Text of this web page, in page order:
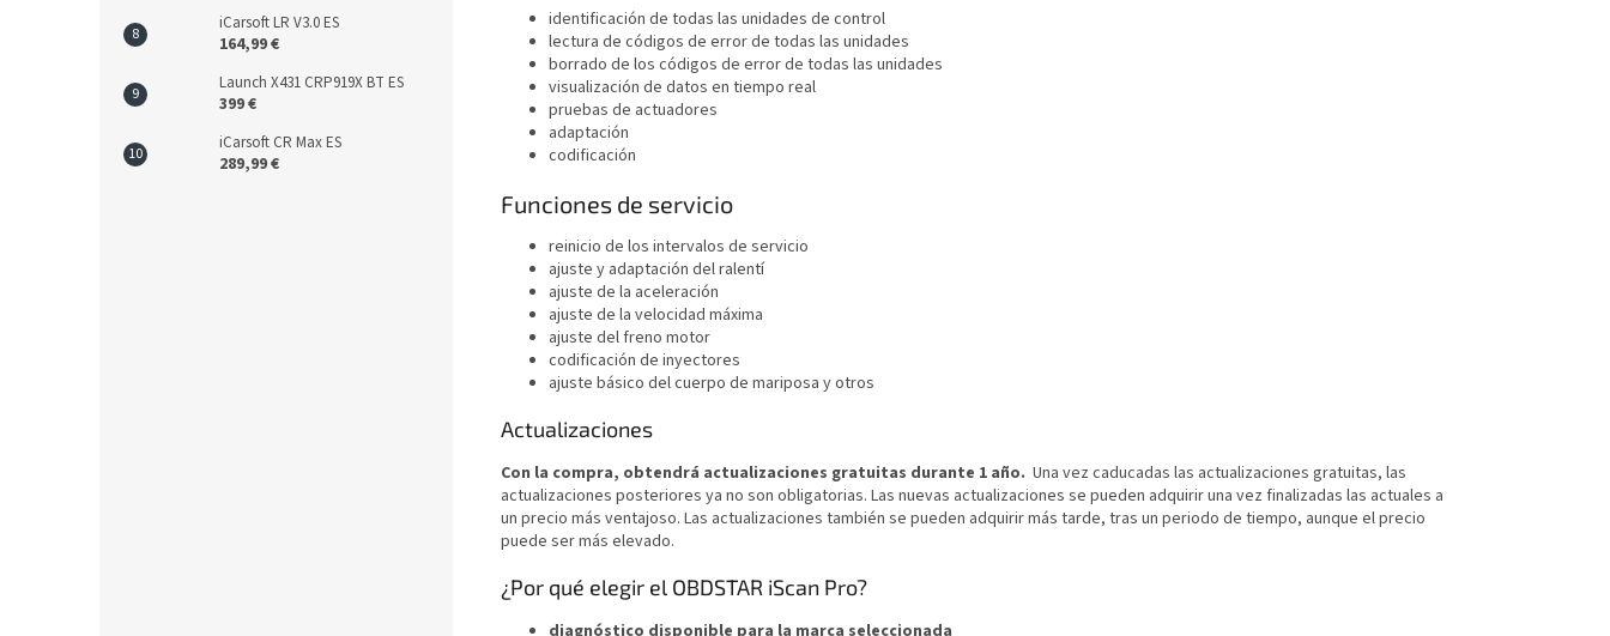
iCarsoft LR V3.0 ES
164,99 €
Launch X431 CRP919X BT ES
399 €
iCarsoft CR Max ES
289,99 €
identificación de todas las unidades de control
lectura de códigos de error de todas las unidades
borrado de los códigos de error de todas las unidades
visualización de datos en tiempo real
pruebas de actuadores
adaptación
codificación
Funciones de servicio
reinicio de los intervalos de servicio
ajuste y adaptación del ralentí
ajuste de la aceleración
ajuste de la velocidad máxima
ajuste del freno motor
codificación de inyectores
ajuste básico del cuerpo de mariposa y otros
Actualizaciones
Con la compra, obtendrá actualizaciones gratuitas durante 1 año. Una vez caducadas las actualizaciones gratuitas, las
actualizaciones posteriores ya no son obligatorias. Las nuevas actualizaciones se pueden adquirir una vez finalizadas las actuales a
un precio más ventajoso. Las actualizaciones también se pueden adquirir más tarde, tras un periodo de tiempo, aunque el precio
puede ser más elevado.
¿Por qué elegir el OBDSTAR iScan Pro?